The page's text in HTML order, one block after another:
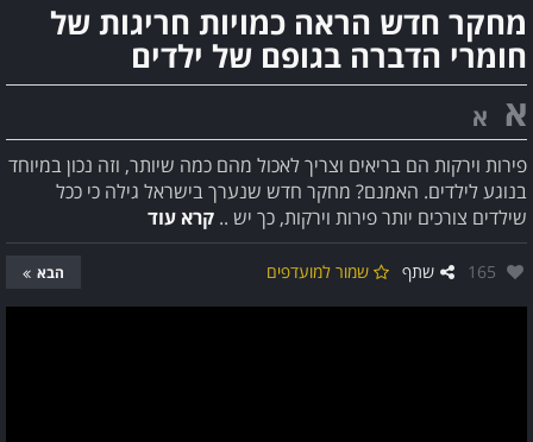
מחקר חדש הראה כמויות חריגות של
חומרי הדברה בגופם של ילדים
א א
פירות וירקות הם בריאים וצריך לאכול מהם כמה שיותר, וזה נכון במיוחד
בנוגע לילדים. האמנם? מחקר חדש שנערך בישראל גילה כי ככל
שילדים צורכים יותר פירות וירקות, כך יש .. קרא עוד
אהבו:
165 שתף שמור למועדפים הבא